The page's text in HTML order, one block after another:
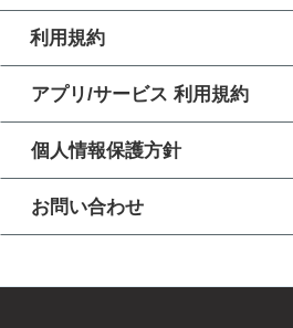
利用規約
アプリ/サービス 利用規約
個人情報保護方針
お問い合わせ